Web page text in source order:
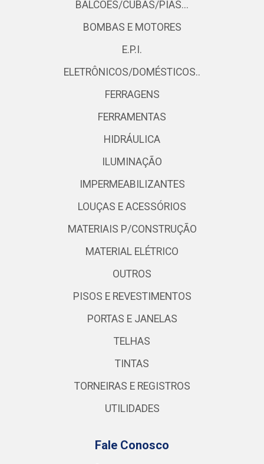
BALCÕES/CUBAS/PIAS...
BOMBAS E MOTORES
E.P.I.
ELETRÔNICOS/DOMÉSTICOS..
FERRAGENS
FERRAMENTAS
HIDRÁULICA
ILUMINAÇÃO
IMPERMEABILIZANTES
LOUÇAS E ACESSÓRIOS
MATERIAIS P/CONSTRUÇÃO
MATERIAL ELÉTRICO
OUTROS
PISOS E REVESTIMENTOS
PORTAS E JANELAS
TELHAS
TINTAS
TORNEIRAS E REGISTROS
UTILIDADES
Fale Conosco